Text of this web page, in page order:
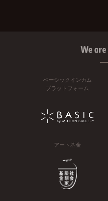
We are
ベーシックインカム
プラットフォーム
アート基金